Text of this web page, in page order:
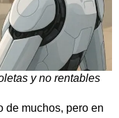
y no rentables
de muchos, pero en